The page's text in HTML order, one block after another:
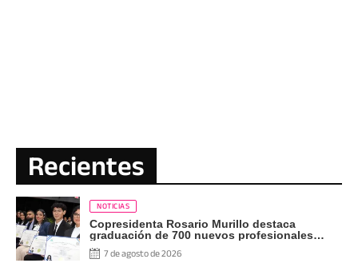
Recientes
NOTICIAS
Copresidenta Rosario Murillo destaca
graduación de 700 nuevos profesionales
Pueblo Presidente
7 de agosto de 2026